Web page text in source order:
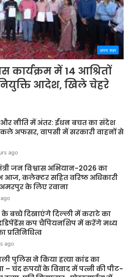
अपना शहर
कार्यक्रम में 14 आश्रितों
आदेश, खिले चेहरे
नीति में अंतर: ईंधन बचत का संदेश
अफसर, वापसी में सरकारी वाहनों से
ago
जन विश्वास अभियान-2026 का
आज, कलेक्टर सहित वरिष्ठ अधिकारी
के लिए रवाना
के बच्चे दिखाएंगे दिल्ली में कराटे का
कप चैंपियनशिप में करेंगे मध्य
प्रतिनिधित्व
ago
पुलिस ने किया हत्या कांड का
– चंद रुपयों के विवाद में पत्नी की पीट-